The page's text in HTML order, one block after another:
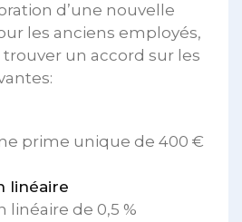
d’une nouvelle
les anciens employés,
trouver un accord sur les
prime unique de 400 €
linéaire
de 0,5 %